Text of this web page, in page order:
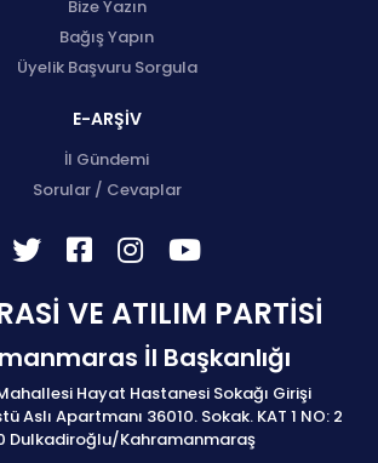
Bize Yazın
Bağış Yapın
Üyelik Başvuru Sorgula
E-ARŞİV
İl Gündemi
Sorular / Cevaplar
VE ATILIM PARTİSİ
İl Başkanlığı
Hayat Hastanesi Sokağı Girişi
Aslı Apartmanı 36010. Sokak. KAT 1 NO: 2
Dulkadiroğlu/Kahramanmaraş